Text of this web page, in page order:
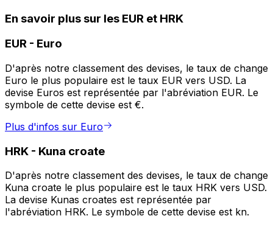
En savoir plus sur les EUR et HRK
EUR - Euro
D'après notre classement des devises, le taux de change
Euro le plus populaire est le taux EUR vers USD. La
devise Euros est représentée par l'abréviation EUR. Le
symbole de cette devise est €.
Plus d'infos sur Euro
HRK - Kuna croate
D'après notre classement des devises, le taux de change
Kuna croate le plus populaire est le taux HRK vers USD.
La devise Kunas croates est représentée par
l'abréviation HRK. Le symbole de cette devise est kn.